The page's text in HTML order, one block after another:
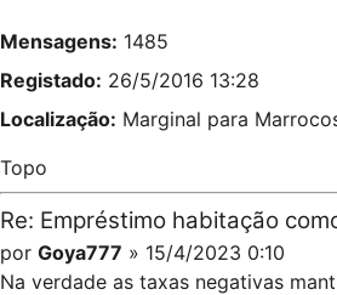
Mensagens: 1485
Registado: 26/5/2016 13:28
Localização: Marginal para
Topo
Re: Empréstimo habitação
por Goya777 » 15/4/2023 0:10
Na verdade as taxas negativas